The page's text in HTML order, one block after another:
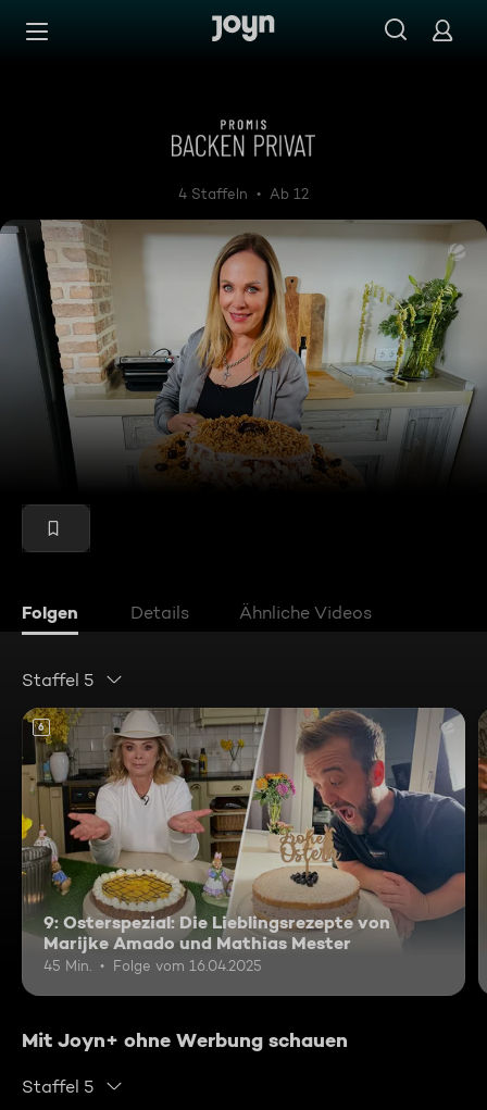
Zum Inhalt springen
Promis backen privat
4 Staffeln Ab 12
Folgen Details Ähnliche Videos
Staffel 5
6
9: Osterspezial: Die Lieblingsrezepte von
Marijke Amado und Mathias Mester
45 Min. Folge vom 16.04.2025
Mit Joyn+ ohne Werbung schauen
Staffel 5